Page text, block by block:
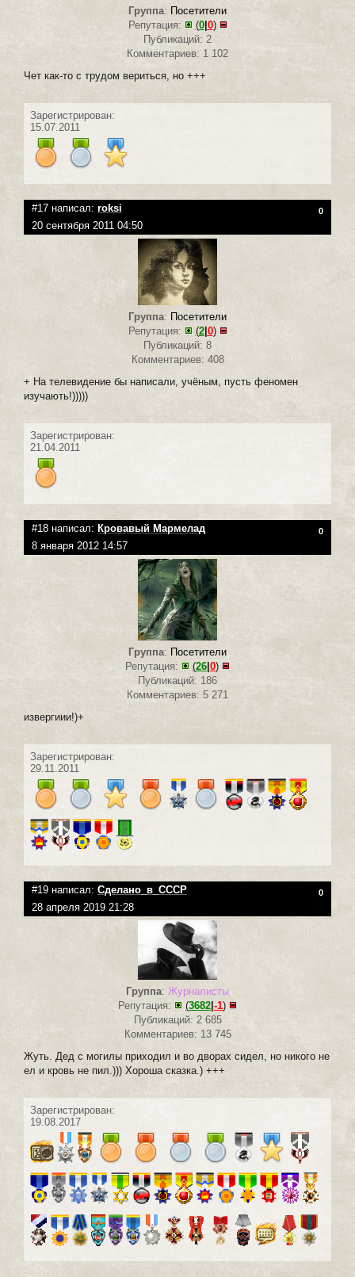
Группа: Посетители
Репутация:
(0|0)
Публикаций: 2
Комментариев: 1 102
Чет как-то с трудом вериться, но +++
Зарегистрирован:
15.07.2011
#17 написал: roksi 0
20 сентября 2011 04:50
Группа: Посетители
Репутация:
(2|0)
Публикаций: 8
Комментариев: 408
+ На телевидение бы написали, учёным, пусть феномен
изучають!)))))
Зарегистрирован:
21.04.2011
#18 написал: Кровавый Мармелад 0
8 января 2012 14:57
Группа: Посетители
Репутация:
(26 0)
Публикаций: 186
Комментариев: 5 271
извергиии!)+
Зарегистрирован:
29.11.2011
#19 написал: Сделано_в_СССР 0
28 апреля 2019 21:28
Группа: Журналисты
Репутация:
(3682|-1)
Публикаций: 2 685
Комментариев: 13 745
Жуть. Дед с могилы приходил и во дворах сидел, но никого не
ел и кровь не пил.))) Хороша сказка.) +++
Зарегистрирован:
19.08.2017